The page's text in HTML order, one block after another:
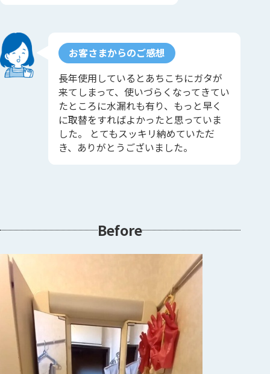
お客さまからのご感想
長年使用しているとあちこちにガタが
来てしまって、使いづらくなってきてい
たところに水漏れも有り、もっと早く
に取替をすればよかったと思っていま
した。 とてもスッキリ納めていただ
き、ありがとうございました。
Before